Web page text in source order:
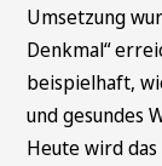
Umsetzung
Denkmal“
beispielhaft,
und gesundes
Heute wird